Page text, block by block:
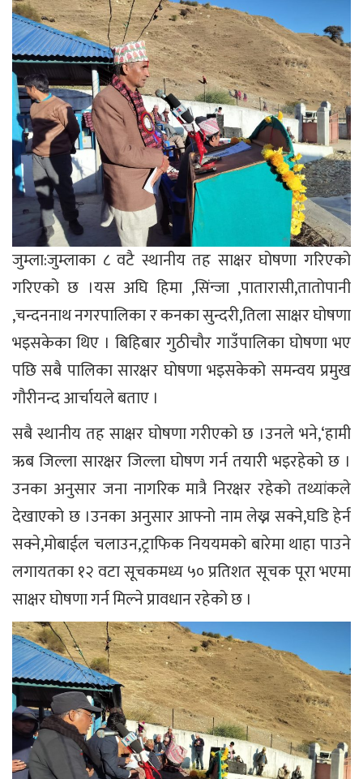
जुम्ला:जुम्लाका ८ वटै स्थानीय तह साक्षर घोषणा गरिएको
गरिएको छ ।यस अघि हिमा ,सिंन्जा ,पातारासी,तातोपानी
,चन्दननाथ नगरपालिका र कनका सुन्दरी,तिला साक्षर घोषणा
भइसकेका थिए । बिहिबार गुठीचौर गाउँपालिका घोषणा भए
पछि सबै पालिका सारक्षर घोषणा भइसकेको समन्वय प्रमुख
गौरीनन्द आर्चायले बताए ।
सबै स्थानीय तह साक्षर घोषणा गरीएको छ ।उनले भने,‘हामी
ऋब जिल्ला सारक्षर जिल्ला घोषण गर्न तयारी भइरहेको छ ।
उनका अनुसार जना नागरिक मात्रै निरक्षर रहेको तथ्यांकले
देखाएको छ ।उनका अनुसार आफ्नो नाम लेख्न सक्ने,घडि हेर्न
सक्ने,मोबाईल चलाउन,ट्राफिक निययमको बारेमा थाहा पाउने
लगायतका १२ वटा सूचकमध्य ५० प्रतिशत सूचक पूरा भएमा
साक्षर घोषणा गर्न मिल्ने प्रावधान रहेको छ ।